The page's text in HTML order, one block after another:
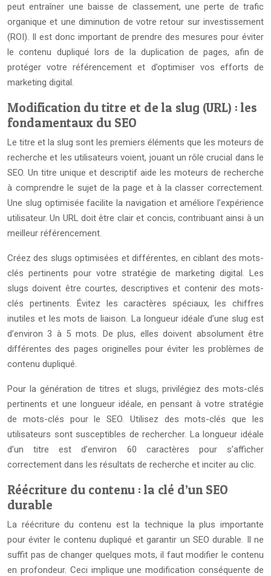
peut entraîner une baisse de classement, une perte de trafic
organique et une diminution de votre retour sur investissement
(ROI). Il est donc important de prendre des mesures pour éviter
le contenu dupliqué lors de la duplication de pages, afin de
protéger votre référencement et d’optimiser vos efforts de
marketing digital.
Modification du titre et de la slug (URL) : les
fondamentaux du SEO
Le titre et la slug sont les premiers éléments que les moteurs de
recherche et les utilisateurs voient, jouant un rôle crucial dans le
SEO. Un titre unique et descriptif aide les moteurs de recherche
à comprendre le sujet de la page et à la classer correctement.
Une slug optimisée facilite la navigation et améliore l’expérience
utilisateur. Un URL doit être clair et concis, contribuant ainsi à un
meilleur référencement.
Créez des slugs optimisées et différentes, en ciblant des mots-
clés pertinents pour votre stratégie de marketing digital. Les
slugs doivent être courtes, descriptives et contenir des mots-
clés pertinents. Évitez les caractères spéciaux, les chiffres
inutiles et les mots de liaison. La longueur idéale d’une slug est
d’environ 3 à 5 mots. De plus, elles doivent absolument être
différentes des pages originelles pour éviter les problèmes de
contenu dupliqué.
Pour la génération de titres et slugs, privilégiez des mots-clés
pertinents et une longueur idéale, en pensant à votre stratégie
de mots-clés pour le SEO. Utilisez des mots-clés que les
utilisateurs sont susceptibles de rechercher. La longueur idéale
d’un titre est d’environ 60 caractères pour s’afficher
correctement dans les résultats de recherche et inciter au clic.
Réécriture du contenu : la clé d’un SEO
durable
La réécriture du contenu est la technique la plus importante
pour éviter le contenu dupliqué et garantir un SEO durable. Il ne
suffit pas de changer quelques mots, il faut modifier le contenu
en profondeur. Ceci implique une modification conséquente de